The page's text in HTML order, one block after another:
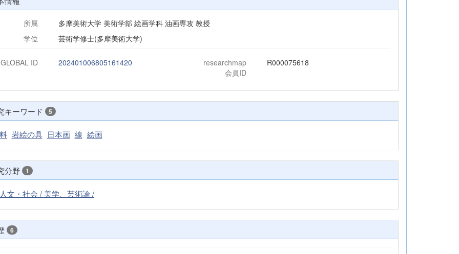
所属
多摩美術大学 美術学部 絵画学科 油画専攻 教授
学位
芸術学修士(多摩美術大学)
ID 202401006805161420
researchmap
会員ID
R000075618
キーワード 5
岩絵の具 日本画 線 絵画
分野 1
文・社会 / 美学、芸術論 /
6